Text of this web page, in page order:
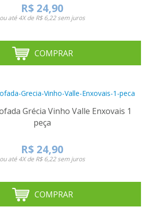
R$ 24,90
ou até 4X de R$ 6,22sem juros
COMPRAR
Grécia Vinho Valle Enxovais 1
peça
R$ 24,90
ou até 4X de R$ 6,22sem juros
COMPRAR